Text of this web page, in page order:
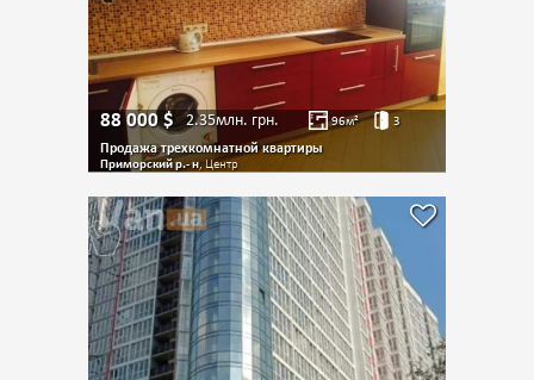
88 000$ 2.35млн. грн. 96м² 3
Продажа трехкомнатной квартиры
Приморский р.- н, Центр